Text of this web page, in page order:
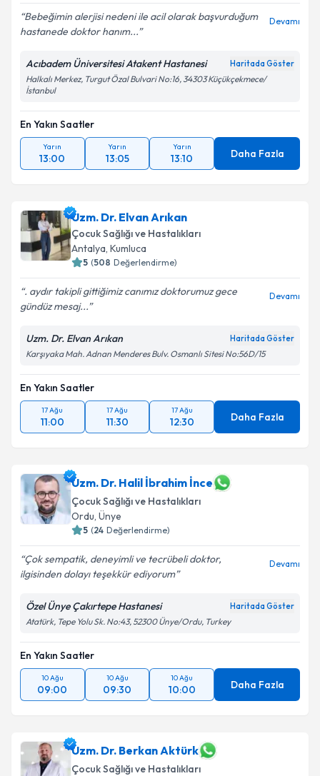
Metni'ni okudum ve kişisel verilerimin belirtilen
kapsamda işlenmesini kabul ediyorum.
Takvim Talebini Gönder
Bebeğimin alerjisi nedeni ile acil olarak başvurduğum
hastanede doktor hanım...
Devamı
Acıbadem Üniversitesi Atakent Hastanesi Haritada Göster
Halkalı Merkez, Turgut Özal Bulvari No:16, 34303 Küçükçekmece/
İstanbul
En Yakın Saatler
Yarın
13:00
Yarın
13:05
Yarın
13:10 Daha Fazla
Uzm. Dr. Elvan Arıkan
Çocuk Sağlığı ve Hastalıkları
Antalya, Kumluca
5 (508 Değerlendirme)
. aydır takipli gittiğimiz canımız doktorumuz️ gece
gündüz mesaj...
Devamı
Uzm. Dr. Elvan Arıkan Haritada Göster
Karşıyaka Mah. Adnan Menderes Bulv. Osmanlı Sitesi No:56D/15
En Yakın Saatler
17 Ağu
11:00
17 Ağu
11:30
17 Ağu
12:30 Daha Fazla
Uzm. Dr. Halil İbrahim İnce
Çocuk Sağlığı ve Hastalıkları
Ordu, Ünye
5 (24 Değerlendirme)
Çok sempatik, deneyimli ve tecrübeli doktor,
ilgisinden dolayı teşekkür ediyorum
Devamı
Özel Ünye Çakırtepe Hastanesi Haritada Göster
Atatürk, Tepe Yolu Sk. No:43, 52300 Ünye/Ordu, Turkey
En Yakın Saatler
10 Ağu
09:00
10 Ağu
09:30
10 Ağu
10:00 Daha Fazla
Uzm. Dr. Berkan Aktürk
Çocuk Sağlığı ve Hastalıkları